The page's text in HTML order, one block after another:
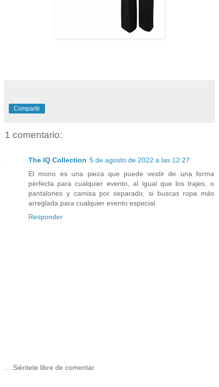
Compartir
1 comentario:
The IQ Collection 5 de agosto de 2022 a las 12:27
El mono es una pieza que puede vestir de una forma
perfecta para cualquier evento, al igual que los trajes, o
pantalones y camisa por separado, si buscas ropa más
arreglada para cualquier evento especial.
Responder
... Siéntete libre de comentar